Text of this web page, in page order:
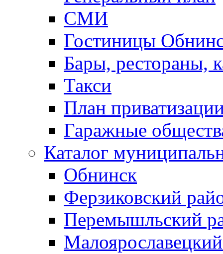
СМИ
Гостиницы
Бары, рестораны,
Такси
План
Гаражные
Каталог
Обнинск
Ферзиковский
Перемышльский